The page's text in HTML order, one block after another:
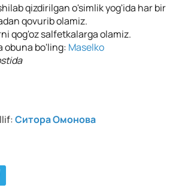
qizdirilgan o'simlik yog'ida har bir
qovurib olamiz.
qog'oz salfetkalarga olamiz.
obuna bo'ling: Maselko
Ситора Омонова